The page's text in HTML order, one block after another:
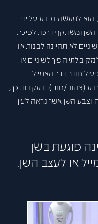
למעשה נקבע על ידי
ומשתקף דרכו. לפיכך,
לא תהיינה לבנות או
בלתי הפיך לשיניים או
חודר דרך האמייל
(צהוב/חום). בעקבות כך,
השן אשר נראה לעין
פוגעת בשן
או לעצב השן.